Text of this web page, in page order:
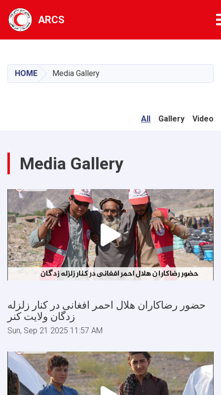
content
ARCS
HOME Media Gallery
All Gallery Video
Media Gallery
حضور رضاکاران هلال احمر افغانی در کنار زلزله
زدگان ولایت کنر
Sun, Sep 21 2025 11:57 AM